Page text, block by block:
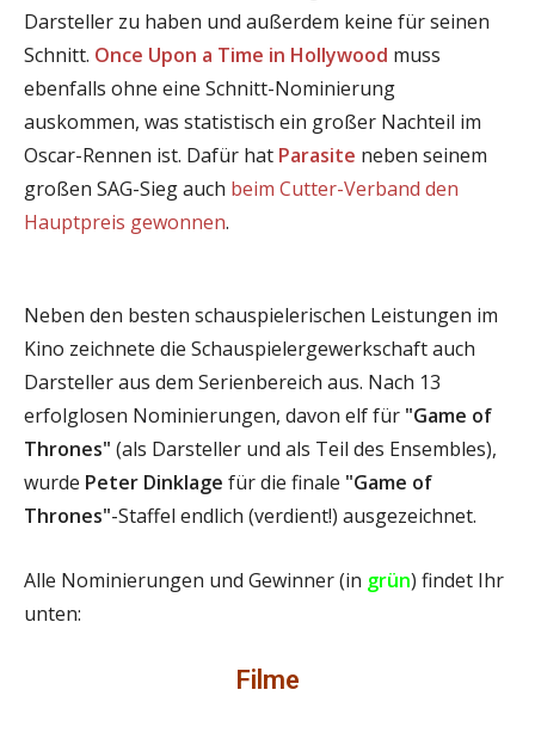
Darsteller zu haben und außerdem keine für seinen
Schnitt. Once Upon a Time in Hollywood muss
ebenfalls ohne eine Schnitt-Nominierung
auskommen, was statistisch ein großer Nachteil im
Oscar-Rennen ist. Dafür hat Parasite neben seinem
großen SAG-Sieg auch beim Cutter-Verband den
Hauptpreis gewonnen.
Neben den besten schauspielerischen Leistungen im
Kino zeichnete die Schauspielergewerkschaft auch
Darsteller aus dem Serienbereich aus. Nach 13
erfolglosen Nominierungen, davon elf für "Game of
Thrones" (als Darsteller und als Teil des Ensembles),
wurde Peter Dinklage für die finale "Game of
Thrones"-Staffel endlich (verdient!) ausgezeichnet.
Alle Nominierungen und Gewinner (in grün) findet Ihr
unten:
Filme